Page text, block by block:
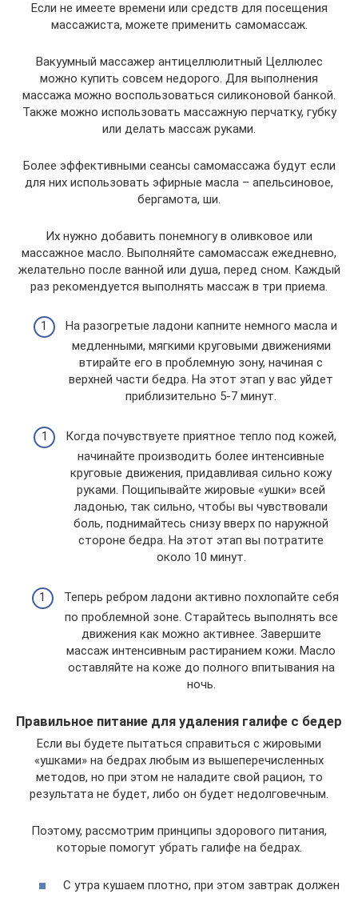
Если не имеете времени или средств для посещения
массажиста, можете применить самомассаж.
Вакуумный массажер антицеллюлитный Целлюлес
можно купить совсем недорого. Для выполнения
массажа можно воспользоваться силиконовой банкой.
Также можно использовать массажную перчатку, губку
или делать массаж руками.
Более эффективными сеансы самомассажа будут если
для них использовать эфирные масла – апельсиновое,
бергамота, ши.
Их нужно добавить понемногу в оливковое или
массажное масло. Выполняйте самомассаж ежедневно,
желательно после ванной или душа, перед сном. Каждый
раз рекомендуется выполнять массаж в три приема.
На разогретые ладони капните немного масла и
медленными, мягкими круговыми движениями
втирайте его в проблемную зону, начиная с
верхней части бедра. На этот этап у вас уйдет
приблизительно 5-7 минут.
Когда почувствуете приятное тепло под кожей,
начинайте производить более интенсивные
круговые движения, придавливая сильно кожу
руками. Пощипывайте жировые «ушки» всей
ладонью, так сильно, чтобы вы чувствовали
боль, поднимайтесь снизу вверх по наружной
стороне бедра. На этот этап вы потратите
около 10 минут.
Теперь ребром ладони активно похлопайте себя
по проблемной зоне. Старайтесь выполнять все
движения как можно активнее. Завершите
массаж интенсивным растиранием кожи. Масло
оставляйте на коже до полного впитывания на
ночь.
Правильное питание для удаления галифе с бедер
Если вы будете пытаться справиться с жировыми
«ушками» на бедрах любым из вышеперечисленных
методов, но при этом не наладите свой рацион, то
результата не будет, либо он будет недолговечным.
Поэтому, рассмотрим принципы здорового питания,
которые помогут убрать галифе на бедрах.
С утра кушаем плотно, при этом завтрак должен